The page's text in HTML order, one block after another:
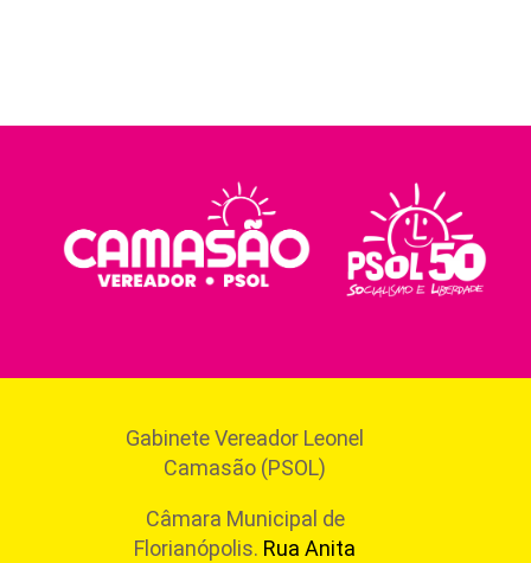
Gabinete Vereador Leonel
Camasão (PSOL)
Câmara Municipal de
Florianópolis. Rua Anita